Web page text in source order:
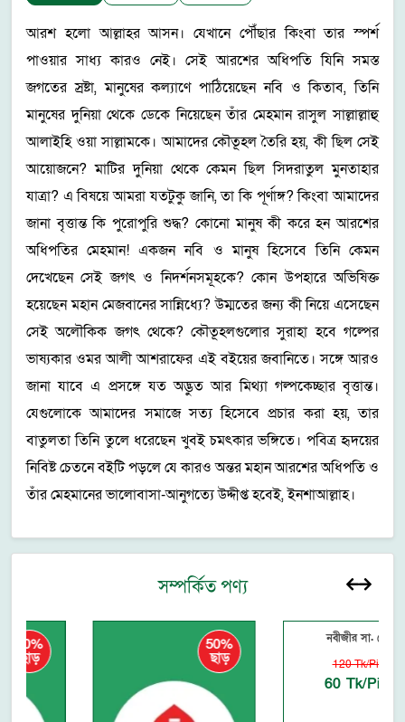
আরশ হলো আল্লাহর আসন। যেখানে পৌঁছার কিংবা তার স্পর্শ
পাওয়ার সাধ্য কারও নেই। সেই আরশের অধিপতি যিনি সমস্ত
জগতের স্রষ্টা, মানুষের কল্যাণে পাঠিয়েছেন নবি ও কিতাব, তিনি
মানুষের দুনিয়া থেকে ডেকে নিয়েছেন তাঁর মেহমান রাসুল সাল্লাল্লাহু
আলাইহি ওয়া সাল্লামকে। আমাদের কৌতূহল তৈরি হয়, কী ছিল সেই
আয়োজনে? মাটির দুনিয়া থেকে কেমন ছিল সিদরাতুল মুনতাহার
যাত্রা? এ বিষয়ে আমরা যতটুকু জানি, তা কি পূর্ণাঙ্গ? কিংবা আমাদের
জানা বৃত্তান্ত কি পুরোপুরি শুদ্ধ? কোনো মানুষ কী করে হন আরশের
অধিপতির মেহমান! একজন নবি ও মানুষ হিসেবে তিনি কেমন
দেখেছেন সেই জগৎ ও নিদর্শনসমূহকে? কোন উপহারে অভিষিক্ত
হয়েছেন মহান মেজবানের সান্নিধ্যে? উম্মতের জন্য কী নিয়ে এসেছেন
সেই অলৌকিক জগৎ থেকে? কৌতূহলগুলোর সুরাহা হবে গল্পের
ভাষ্যকার ওমর আলী আশরাফের এই বইয়ের জবানিতে। সঙ্গে আরও
জানা যাবে এ প্রসঙ্গে যত অদ্ভুত আর মিথ্যা গল্পকেচ্ছার বৃত্তান্ত।
যেগুলোকে আমাদের সমাজে সত্য হিসেবে প্রচার করা হয়, তার
বাতুলতা তিনি তুলে ধরেছেন খুবই চমৎকার ভঙ্গিতে। পবিত্র হৃদয়ের
নিবিষ্ট চেতনে বইটি পড়লে যে কারও অন্তর মহান আরশের অধিপতি ও
তাঁর মেহমানের ভালোবাসা-আনুগত্যে উদ্দীপ্ত হবেই, ইনশাআল্লাহ।
সম্পর্কিত পণ্য
50% 50%
ছাড়